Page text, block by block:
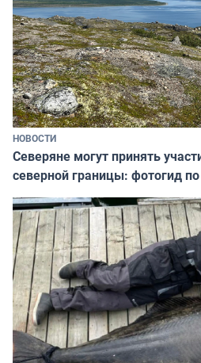
НОВОСТИ
Северяне могут принять
северной границы: фотогид